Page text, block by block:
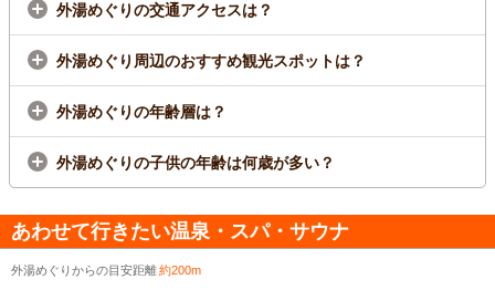
外湯めぐりの交通アクセスは？
外湯めぐり周辺のおすすめ観光スポットは？
外湯めぐりの年齢層は？
外湯めぐりの子供の年齢は何歳が多い？
あわせて行きたい温泉・スパ・サウナ
外湯めぐりからの目安距離約200m